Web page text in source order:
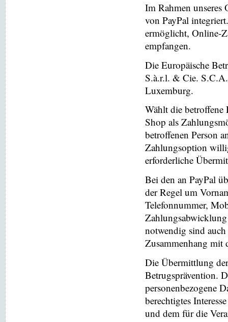
Im Rahmen unseres
von PayPal
ermöglicht, Online-
empfangen.
Die Europäische
S.à.r.l. & Cie.
Luxemburg.
Wählt die betroffene
Shop als
betroffenen Person
Zahlungsoption
erforderliche
Bei den an PayPal
der Regel um
Telefonnummer,
notwendig sind
Zusammenhang mit
Die Übermittlung
Betrugsprävention.
personenbezogene
berechtigtes
und dem für die